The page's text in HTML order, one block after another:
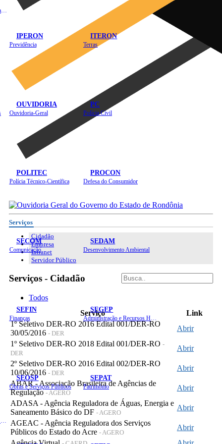
IPERON
Previdência
ITERON
Terras
OUVIDORIA
Ouvidoria-Geral
PC
Polícia Civil
POLITEC
Polícia Técnico-Científica
PROCON
Defesa do Consumidor
SECOM
Comunicação
SEDAM
Desenvolvimento Ambiental
SEFIN
Finanças
SEGEP
SEOSP
Obras e Serviços Públicos
SEPAT
Patrimônio
Serviços
Cidadão
Empresa
Intranet
Servidor Público
Serviços - Cidadão
Todos
Serviço
Link
1º Seletivo DER-RO 2016 Edital 001/DER-RO
30/05/2016 - DER
Abrir
1º Seletivo DER-RO 2018 Edital 001/DER-RO -
DER
Abrir
2º Seletivo DER-RO 2016 Edital 002/DER-RO
10/06/2016 - DER
Abrir
ABAR - Associação Brasileira de Agências de
Regulação- AGERO
Abrir
ADASA - Agência Reguladora de Águas, Energia e
Saneamento Básico do DF - AGERO
Abrir
AGEAC - Agência Reguladora dos Serviços
Públicos do Estado do Acre - AGERO
Abrir